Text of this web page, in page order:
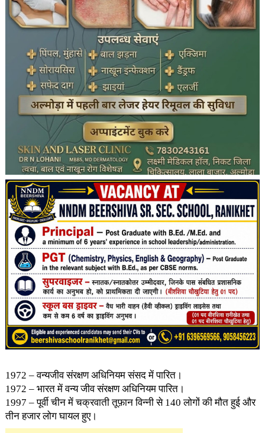
1972 – वन्यजीव संरक्षण अधिनियम संसद में पारित।
1972 – भारत में वन्य जीव संरक्षण अधिनियम पारित।
1997 – पूर्वी चीन में चक्रवाती तूफ़ान विन्नी से 140 लोगों की मौत हुई और
तीन हजार लोग घायल हुए।